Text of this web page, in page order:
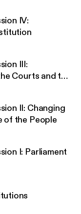
IV:
III:
Courts and the
II: Changing
of the People
I: Parliament